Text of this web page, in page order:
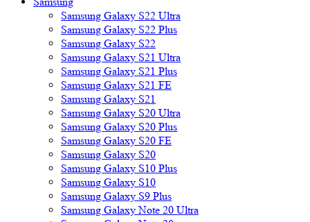
Samsung Galaxy S22 Ultra
Samsung Galaxy S22 Plus
Samsung Galaxy S22
Samsung Galaxy S21 Ultra
Samsung Galaxy S21 Plus
Samsung Galaxy S21 FE
Samsung Galaxy S21
Samsung Galaxy S20 Ultra
Samsung Galaxy S20 Plus
Samsung Galaxy S20 FE
Samsung Galaxy S20
Samsung Galaxy S10 Plus
Samsung Galaxy S10
Samsung Galaxy S9 Plus
Samsung Galaxy Note 20 Ultra